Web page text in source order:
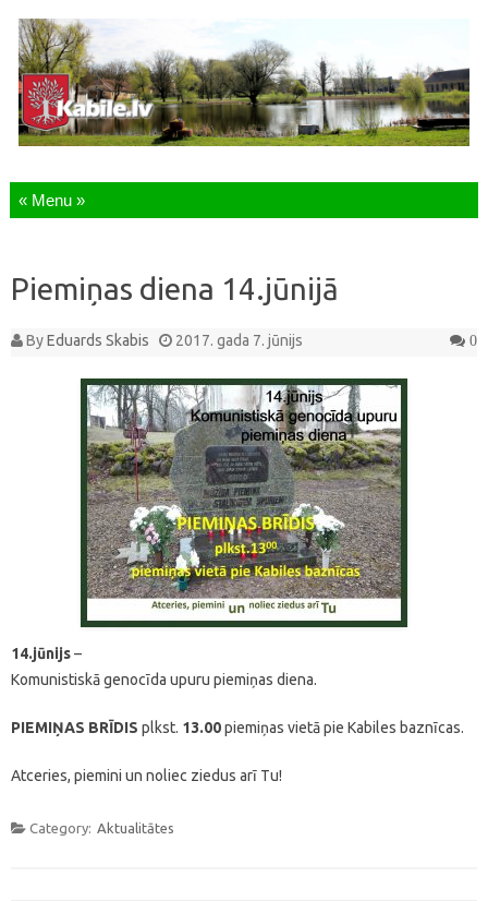
Skip to content
Piemiņas diena 14.jūnijā
ByEduards Skabis 2017. gada 7. jūnijs 0
14.jūnijs–
Komunistiskā genocīda upuru piemiņas diena.
PIEMIŅAS BRĪDIS plkst. 13.00piemiņas vietā pie Kabiles baznīcas.
Atceries, piemini un noliec ziedus arī Tu!
Category: Aktualitātes